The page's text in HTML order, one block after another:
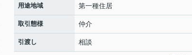
用途地域 第一種住居
取引態様 仲介
引渡し 相談